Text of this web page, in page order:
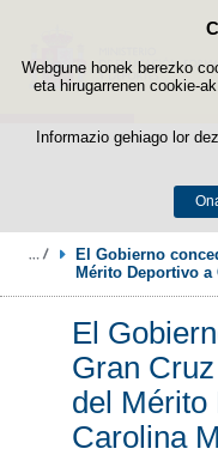
Webgune honek berezko
eta hirugarrenen cookie-
Informazio gehiago lor
El Gobierno
Mérito Deportivo
El
Gran
del Mérito
Carolina